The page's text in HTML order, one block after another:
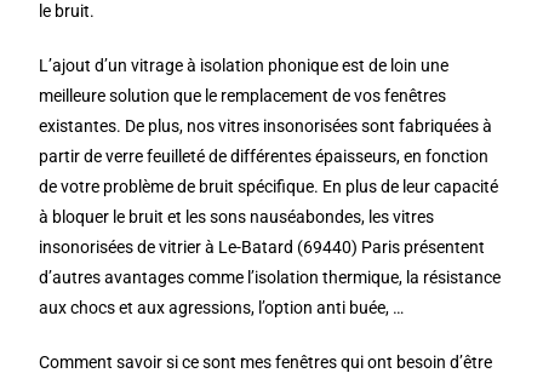
le bruit.
L’ajout d’un vitrage à isolation phonique est de loin une
meilleure solution que le remplacement de vos fenêtres
existantes. De plus, nos vitres insonorisées sont fabriquées à
partir de verre feuilleté de différentes épaisseurs, en fonction
de votre problème de bruit spécifique. En plus de leur capacité
à bloquer le bruit et les sons nauséabondes, les vitres
insonorisées de vitrier à Le-Batard (69440) Paris présentent
d’autres avantages comme l’isolation thermique, la résistance
aux chocs et aux agressions, l’option anti buée, …
Comment savoir si ce sont mes fenêtres qui ont besoin d’être